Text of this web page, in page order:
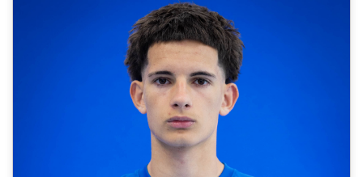
EGYESÜLET
KAPCSOLAT
NYITÓLAP
HÍREK
AKADÉMIA
CSAPATOK